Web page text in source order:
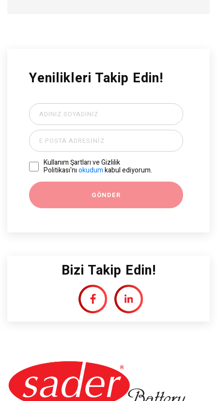
Yenilikleri Takip Edin!
Kullanım Şartları ve Gizlilik
Politikası'nıokudumkabul ediyorum.
Bizi Takip Edin!